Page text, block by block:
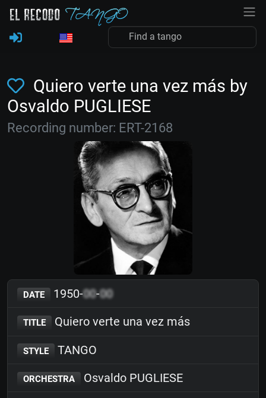
Quiero verte una vez más by
Osvaldo PUGLIESE
Recording number: ERT-2168
DATE 1950-00-00
TITLE Quiero verte una vez más
STYLE TANGO
ORCHESTRA Osvaldo PUGLIESE